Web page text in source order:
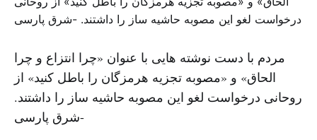
مردم با دست نوشته هایی با عنوان «چرا انتزاع و چرا
الحاق» و «مصوبه تجزیه هرمزگان را باطل کنید» از
روحانی درخواست لغو این مصوبه حاشیه ساز را داشتند.
-شرق پارسی